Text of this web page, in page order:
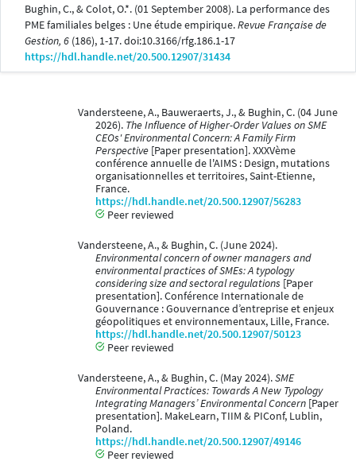
Bughin, C., & Colot, O.*. (01 September 2008). La performance des
PME familiales belges : Une étude empirique.Revue Française de
Gestion, 6 (186), 1-17. doi:10.3166/rfg.186.1-17
https://hdl.handle.net/20.500.12907/31434
Vandersteene, A., Bauweraerts, J., & Bughin, C. (04 June
2026). The Influence of Higher-Order Values on SME
CEOs' Environmental Concern: A Family Firm
Perspective [Paper presentation]. XXXVème
conférence annuelle de l'AIMS : Design, mutations
organisationnelles et territoires, Saint-Etienne,
France.
https://hdl.handle.net/20.500.12907/56283
Peer reviewed
Vandersteene, A., & Bughin, C. (June 2024).
Environmental concern of owner managers and
environmental practices of SMEs: A typology
considering size and sectoral regulations [Paper
presentation]. Conférence Internationale de
Gouvernance : Gouvernance d’entreprise et enjeux
géopolitiques et environnementaux, Lille, France.
https://hdl.handle.net/20.500.12907/50123
Peer reviewed
Vandersteene, A., & Bughin, C. (May 2024).SME
Environmental Practices: Towards A New Typology
Integrating Managers’ Environmental Concern [Paper
presentation]. MakeLearn, TIIM & PIConf, Lublin,
Poland.
https://hdl.handle.net/20.500.12907/49146
Peer reviewed